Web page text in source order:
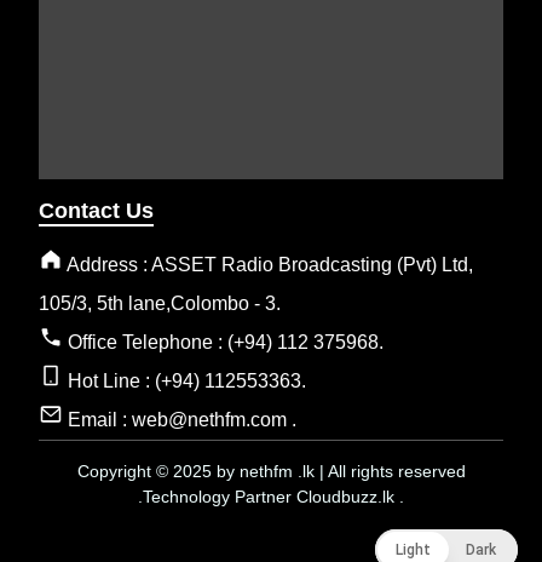
Contact Us
Address : ASSET Radio Broadcasting (Pvt) Ltd,
105/3, 5th lane,Colombo - 3.
Office Telephone : (+94) 112 375968.
Hot Line : (+94) 112553363.
Email : web@nethfm.com .
Copyright © 2025 by nethfm .lk | All rights reserved
.Technology Partner Cloudbuzz.lk .
Light Dark
Light Dark